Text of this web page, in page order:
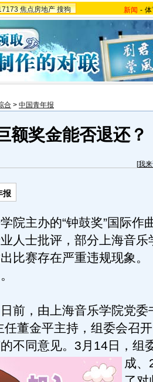
焦点房地产 搜狗 新闻 -
合 > 中国青年报
额奖金能否退还？
[我
报
主办的“钟鼓奖”国际作
人士批评，部分上海音乐
比赛存在严重违规现象。
，由上海音乐学院党委
任董金平主持，组委会召
不同意见。 3月14日，组
成、